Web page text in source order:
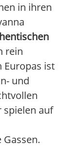
in ihren
rein
ist
und
spielen auf